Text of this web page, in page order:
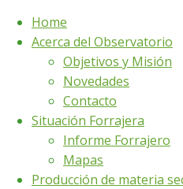
content
Home
Acerca del Observatorio
Objetivos y Misión
Novedades
Contacto
Situación Forrajera
Informe Forrajero
Mapas
Producción de materia
Home
Situación Nacional
Situación
(febrero